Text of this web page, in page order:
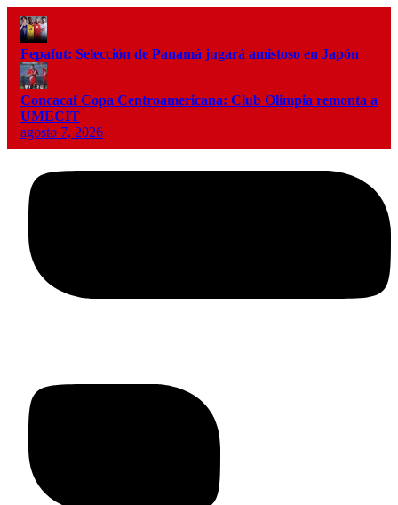
Fepafut: Selección de Panamá jugará amistoso en Japón
Concacaf Copa Centroamericana: Club Olimpia remonta a
UMECIT
agosto 7, 2026